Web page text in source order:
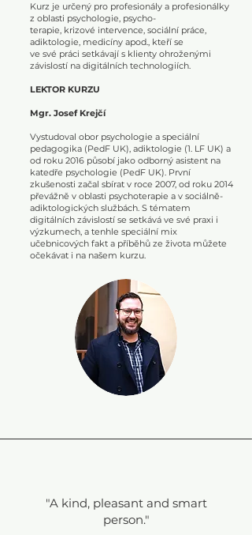
Kurz je určený pro profesionály a profesionálky
z oblasti psychologie, psycho-
terapie, krizové intervence, sociální práce,
adiktologie, medicíny apod., kteří se
ve své práci setkávají s klienty ohroženými
závislostí na digitálních technologiích.
LEKTOR KURZU
Mgr. Josef Krejčí
Vystudoval obor psychologie a speciální
pedagogika (PedF UK), adiktologie (1. LF UK) a
od roku 2016 působí jako odborný asistent na
katedře psychologie (PedF UK). První
zkušenosti začal sbírat v roce 2007, od roku 2014
převážně v oblasti psychoterapie a v sociálně-
adiktologických službách. S tématem
digitálních závislostí se setkává ve své praxi i
výzkumech, a tenhle speciální mix
učebnicových fakt a příběhů ze života můžete
očekávat i na našem kurzu.
"A kind, pleasant and smart
person."